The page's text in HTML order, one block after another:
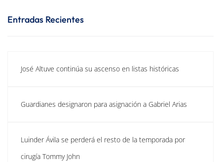
Entradas Recientes
José Altuve continúa su ascenso en listas históricas
Guardianes designaron para asignación a Gabriel Arias
Luinder Ávila se perderá el resto de la temporada por
cirugía Tommy John